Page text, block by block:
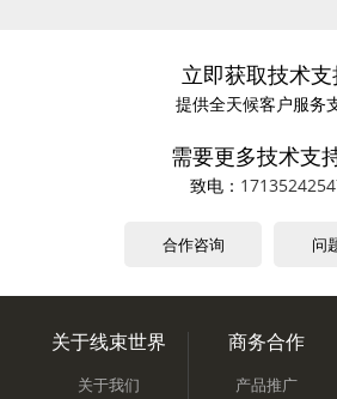
立即获取技术
提供全天候客户服务
需要更多技术支
致电：
合作咨询 问
关于线束世界
关于我们
商务合作
产品推广